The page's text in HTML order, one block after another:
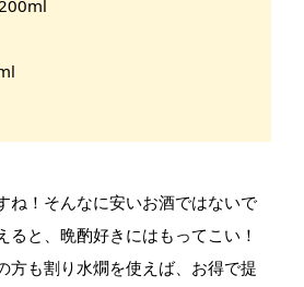
ね！そんなに安いお酒ではないで
ると、晩酌好きにはもってこい！
方も割り水燗を使えば、お得で提